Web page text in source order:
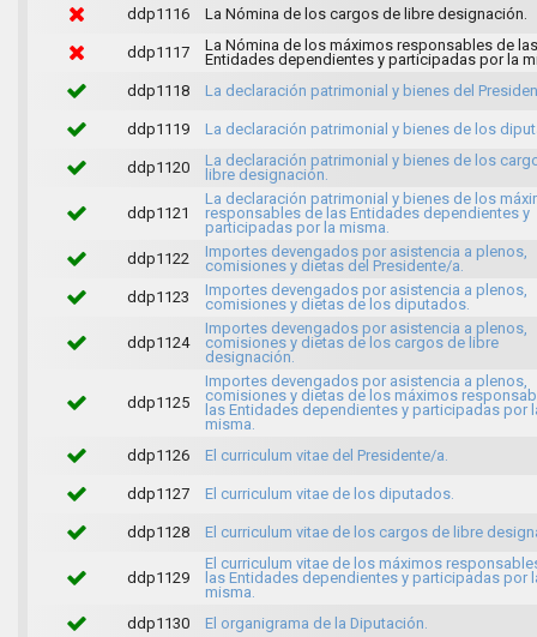
ddp1116 La Nómina de los cargos de libre designación.
ddp1117
La Nómina de los máximos responsables de las
Entidades dependientes y participadas por la
ddp1118
La declaración patrimonial y bienes del
ddp1119 La declaración patrimonial y bienes de los
ddp1120
La declaración patrimonial y bienes de los
libre designación.
ddp1121
La declaración patrimonial y bienes de los
responsables de las Entidades dependientes y
participadas por la misma.
ddp1122
Importes devengados por asistencia a plenos,
comisiones y dietas del Presidente/a.
ddp1123
Importes devengados por asistencia a plenos,
comisiones y dietas de los diputados.
ddp1124
Importes devengados por asistencia a plenos,
comisiones y dietas de los cargos de libre
designación.
ddp1125
Importes devengados por asistencia a plenos,
comisiones y dietas de los máximos
las Entidades dependientes y participadas por
misma.
ddp1126
El curriculum vitae del Presidente/a.
ddp1127 El curriculum vitae de los diputados.
ddp1128 El curriculum vitae de los cargos de libre
ddp1129
El curriculum vitae de los máximos
las Entidades dependientes y participadas por
misma.
ddp1130
El organigrama de la Diputación.